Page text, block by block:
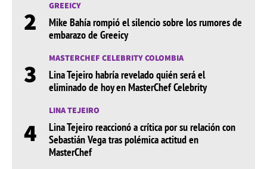
2 GREEICY
Mike Bahía rompió el silencio sobre los rumores de
embarazo de Greeicy
3 MASTERCHEF CELEBRITY COLOMBIA
Lina Tejeiro habría revelado quién será el
eliminado de hoy en MasterChef Celebrity
4
LINA TEJEIRO
Lina Tejeiro reaccionó a crítica por su relación con
Sebastián Vega tras polémica actitud en
MasterChef